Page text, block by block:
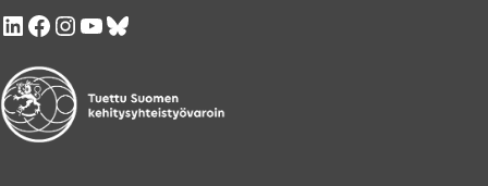
LinkedIn Facebook Instagram YouTube Bluesky